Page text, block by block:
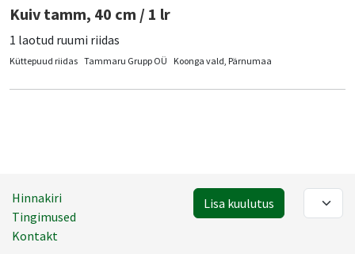
Kuiv tamm, 40 cm / 1 lr
1 laotud ruumi riidas
Küttepuud riidas Tammaru Grupp OÜ Koonga vald, Pärnumaa
Hinnakiri
Tingimused
Kontakt
Lisa kuulutus